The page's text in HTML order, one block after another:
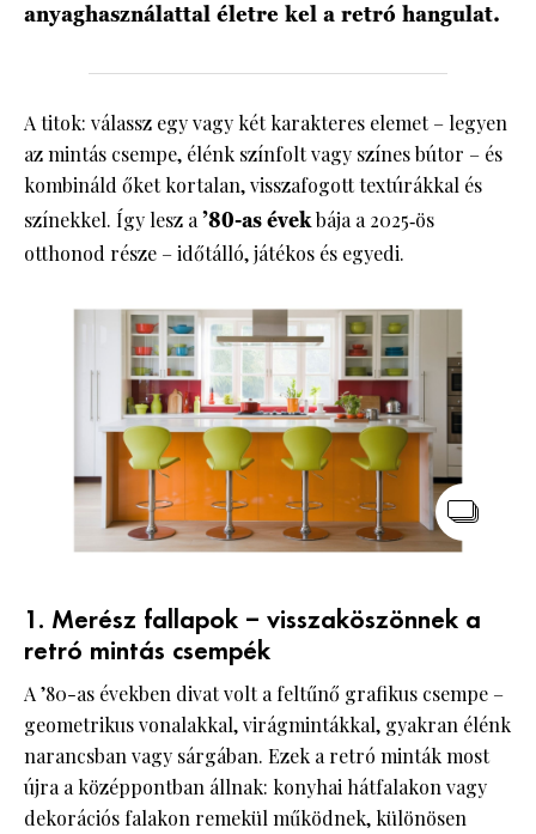
anyaghasználattal életre kel a retró hangulat.
A titok: válassz egy vagy két karakteres elemet – legyen
az mintás csempe, élénk színfolt vagy színes bútor – és
kombináld őket kortalan, visszafogott textúrákkal és
színekkel. Így lesz a’80-as évekbája a 2025‑ös
otthonod része – időtálló, játékos és egyedi.
1. Merész fallapok – visszaköszönnek a
retró mintás csempék
A ’80-as években divat volt a feltűnő grafikus csempe –
geometrikus vonalakkal, virágmintákkal, gyakran élénk
narancsban vagy sárgában. Ezek a retró minták most
újra a középpontban állnak: konyhai hátfalakon vagy
dekorációs falakon remekül működnek, különösen